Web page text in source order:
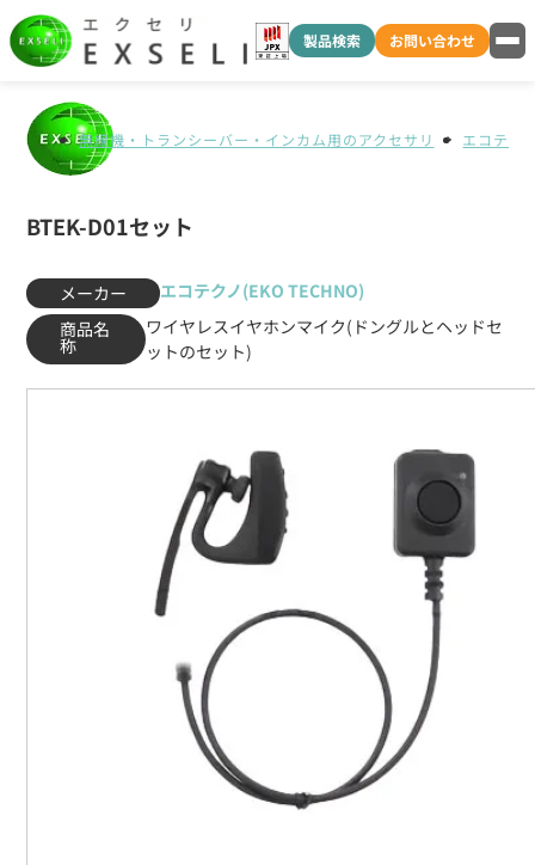
製品検索 お問い合わせ
無線機・トランシーバー・インカム用のアクセサリ エコテク
BTEK-D01セット
メーカー
エコテクノ(EKO TECHNO)
商品名
称
ワイヤレスイヤホンマイク(ドングルとヘッドセ
ットのセット)